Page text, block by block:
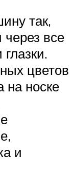
так,
все
цветов
на носке
и